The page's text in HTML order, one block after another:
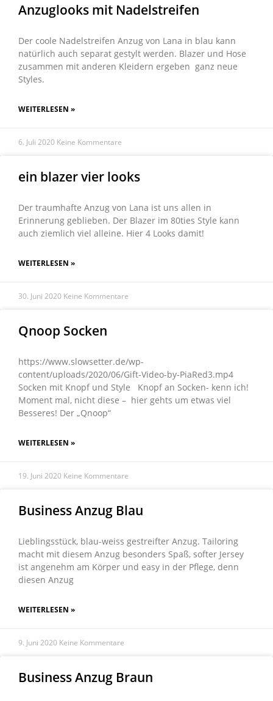
Anzuglooks mit Nadelstreifen
Der coole Nadelstreifen Anzug von Lana in blau kann
natürlich auch separat gestylt werden. Blazer und Hose
zusammen mit anderen Kleidern ergeben ganz neue
Styles.
WEITERLESEN »
6. Juli 2020 Keine Kommentare
ein blazer vier looks
Der traumhafte Anzug von Lana ist uns allen in
Erinnerung geblieben. Der Blazer im 80ties Style kann
auch ziemlich viel alleine. Hier 4 Looks damit!
WEITERLESEN »
30. Juni 2020 Keine Kommentare
Qnoop Socken
https://www.slowsetter.de/wp-
content/uploads/2020/06/Gift-Video-by-PiaRed3.mp4
Socken mit Knopf und Style Knopf an Socken- kenn ich!
Moment mal, nicht diese – hier gehts um etwas viel
Besseres! Der „Qnoop“
WEITERLESEN »
19. Juni 2020 Keine Kommentare
Business Anzug Blau
Lieblingsstück, blau-weiss gestreifter Anzug. Tailoring
macht mit diesem Anzug besonders Spaß, softer Jersey
ist angenehm am Körper und easy in der Pflege, denn
diesen Anzug
WEITERLESEN »
9. Juni 2020 Keine Kommentare
Business Anzug Braun